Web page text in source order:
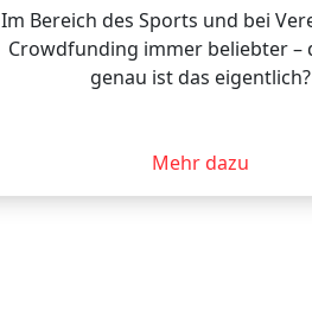
Im Bereich des Sports und bei
Crowdfunding immer beliebter –
genau ist das eigentlich?
Mehr dazu